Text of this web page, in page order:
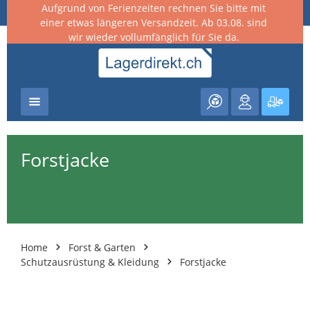
springen
Aufgrund von Ferienzeiten rechnen Sie bitte mit
einer etwas längeren Versandzeit. Ab 03.08. sind
wir wieder vollumfänglich für Sie da.
Forstjacke
Home
Forst & Garten
Schutzausrüstung & Kleidung
Forstjacke